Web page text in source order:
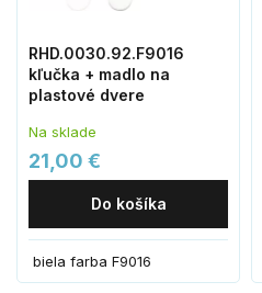
RHD.0030.92.F9016
kľučka + madlo na
plastové dvere
Na sklade
21,00 €
Do košíka
biela farba F9016